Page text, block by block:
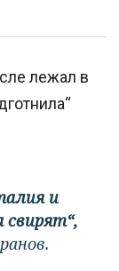
лежал в
и
свирят“,